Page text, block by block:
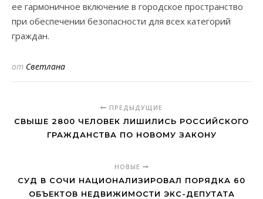
ее гармоничное включение в городское пространство
при обеспечении безопасности для всех категорий
граждан.
от Светлана
ПРЕДЫДУЩИЕ
СВЫШЕ 2800 ЧЕЛОВЕК ЛИШИЛИСЬ РОССИЙСКОГО
ГРАЖДАНСТВА ПО НОВОМУ ЗАКОНУ
НОВЫЕ
СУД В СОЧИ НАЦИОНАЛИЗИРОВАЛ ПОРЯДКА 60
ОБЪЕКТОВ НЕДВИЖИМОСТИ ЭКС-ДЕПУТАТА